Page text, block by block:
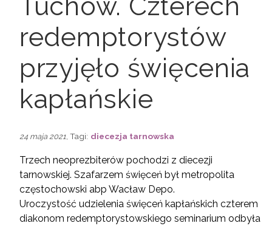
redemptorystów
przyjęło święcenia
kapłańskie
24 maja 2021 , Tagi: diecezja tarnowska
Trzech neoprezbiterów pochodzi z diecezji
tarnowskiej. Szafarzem święceń był metropolita
częstochowski abp Wacław Depo.
Uroczystość udzielenia święceń kapłańskich czterem
diakonom redemptorystowskiego seminarium odbyła